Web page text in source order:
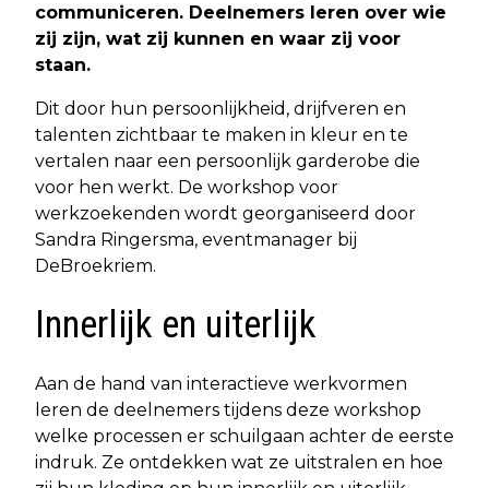
communiceren. Deelnemers leren over wie
zij zijn, wat zij kunnen en waar zij voor
staan.
Dit door hun persoonlijkheid, drijfveren en
talenten zichtbaar te maken in kleur en te
vertalen naar een persoonlijk garderobe die
voor hen werkt. De workshop voor
werkzoekenden wordt georganiseerd door
Sandra Ringersma, eventmanager bij
DeBroekriem.
Innerlijk en uiterlijk
Aan de hand van interactieve werkvormen
leren de deelnemers tijdens deze workshop
welke processen er schuilgaan achter de eerste
indruk. Ze ontdekken wat ze uitstralen en hoe